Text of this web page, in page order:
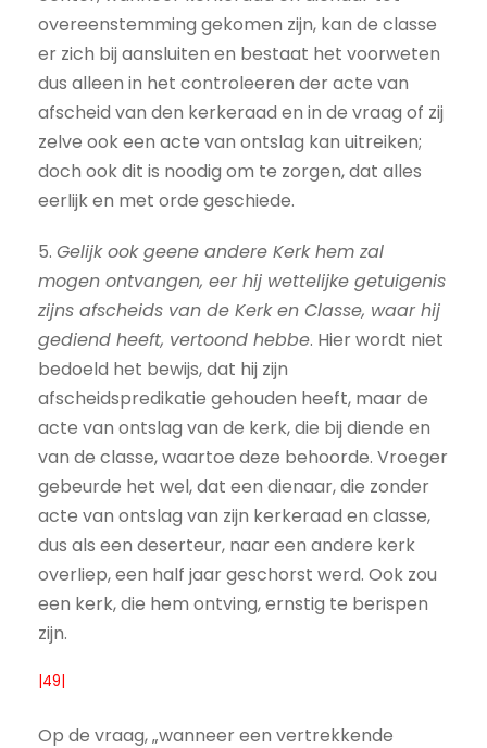
overeenstemming gekomen zijn, kan de classe
er zich bij aansluiten en bestaat het voorweten
dus alleen in het controleeren der acte van
afscheid van den kerkeraad en in de vraag of zij
zelve ook een acte van ontslag kan uitreiken;
doch ook dit is noodig om te zorgen, dat alles
eerlijk en met orde geschiede.
5. Gelijk ook geene andere Kerk hem zal
mogen ontvangen, eer hij wettelijke getuigenis
zijns afscheids van de Kerk en Classe, waar hij
gediend heeft, vertoond hebbe. Hier wordt niet
bedoeld het bewijs, dat hij zijn
afscheidspredikatie gehouden heeft, maar de
acte van ontslag van de kerk, die bij diende en
van de classe, waartoe deze behoorde. Vroeger
gebeurde het wel, dat een dienaar, die zonder
acte van ontslag van zijn kerkeraad en classe,
dus als een deserteur, naar een andere kerk
overliep, een half jaar geschorst werd. Ook zou
een kerk, die hem ontving, ernstig te berispen
zijn.
|49|
Op de vraag, „wanneer een vertrekkende